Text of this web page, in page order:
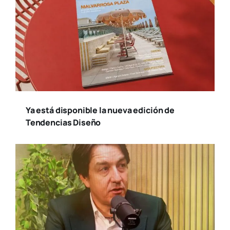
Ya está disponible la nueva edición de
Tendencias Diseño